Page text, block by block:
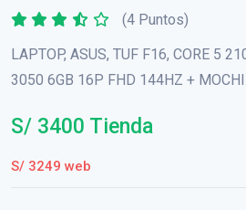
(4 Puntos)
LAPTOP, ASUS, TUF F16, CORE 5
3050 6GB 16P FHD 144HZ +
S/ 3400 Tienda
S/ 3249 web